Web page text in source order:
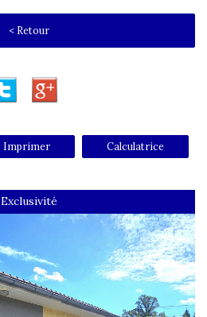
< Retour
Imprimer Calculatrice
Exclusivité